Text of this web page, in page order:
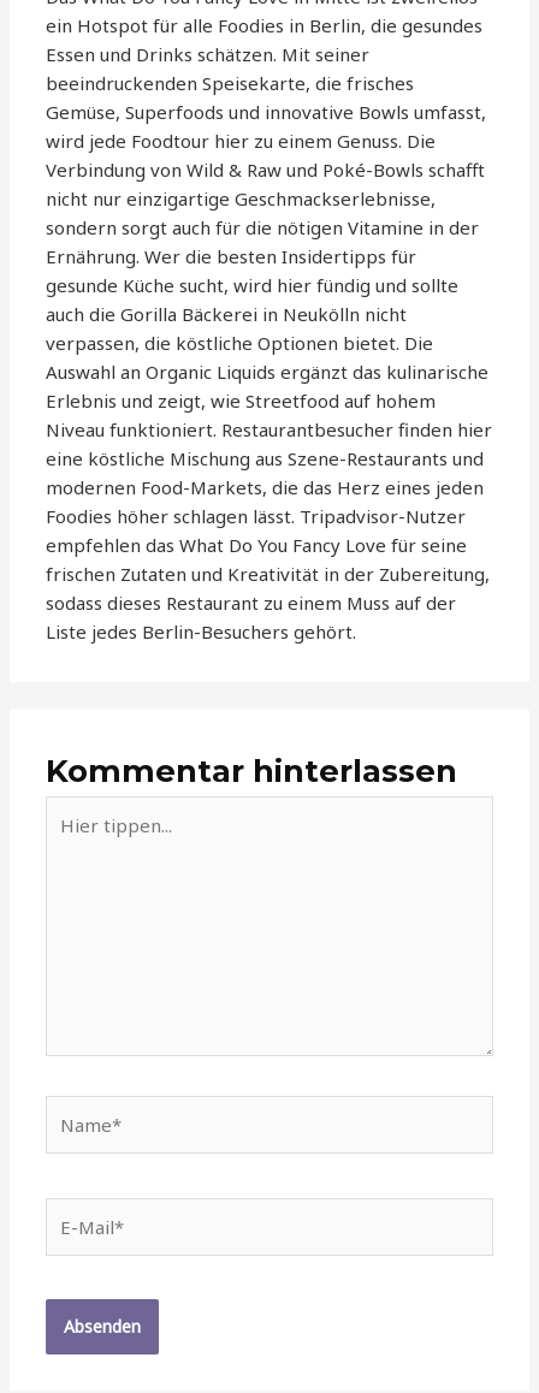
ein Hotspot für alle Foodies in Berlin, die gesundes
Essen und Drinks schätzen. Mit seiner
beeindruckenden Speisekarte, die frisches
Gemüse, Superfoods und innovative Bowls umfasst,
wird jede Foodtour hier zu einem Genuss. Die
Verbindung von Wild & Raw und Poké-Bowls schafft
nicht nur einzigartige Geschmackserlebnisse,
sondern sorgt auch für die nötigen Vitamine in der
Ernährung. Wer die besten Insidertipps für
gesunde Küche sucht, wird hier fündig und sollte
auch die Gorilla Bäckerei in Neukölln nicht
verpassen, die köstliche Optionen bietet. Die
Auswahl an Organic Liquids ergänzt das kulinarische
Erlebnis und zeigt, wie Streetfood auf hohem
Niveau funktioniert. Restaurantbesucher finden hier
eine köstliche Mischung aus Szene-Restaurants und
modernen Food-Markets, die das Herz eines jeden
Foodies höher schlagen lässt. Tripadvisor-Nutzer
empfehlen das What Do You Fancy Love für seine
frischen Zutaten und Kreativität in der Zubereitung,
sodass dieses Restaurant zu einem Muss auf der
Liste jedes Berlin-Besuchers gehört.
Kommentar hinterlassen
tippen...
Mail*